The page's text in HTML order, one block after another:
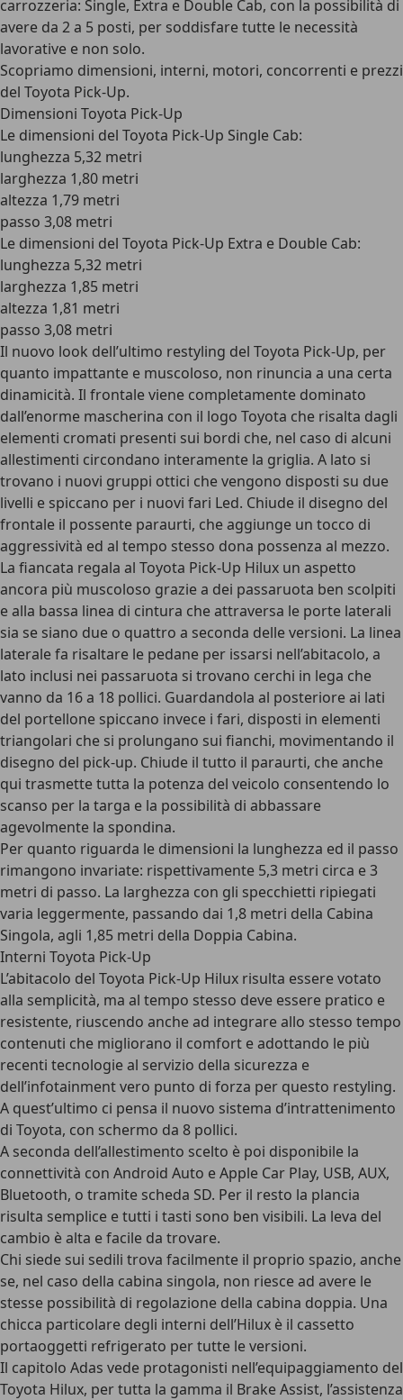
carrozzeria: Single, Extra e Double Cab, con la possibilità di
avere da 2 a 5 posti, per soddisfare tutte le necessità
lavorative e non solo.
Scopriamo dimensioni, interni, motori, concorrenti e prezzi
del Toyota Pick-Up.
Dimensioni Toyota Pick-Up
Le dimensioni del Toyota Pick-Up Single Cab:
lunghezza 5,32 metri
larghezza 1,80 metri
altezza 1,79 metri
passo 3,08 metri
Le dimensioni del Toyota Pick-Up Extra e Double Cab:
lunghezza 5,32 metri
larghezza 1,85 metri
altezza 1,81 metri
passo 3,08 metri
Il nuovo look dell’ultimo restyling del Toyota Pick-Up, per
quanto impattante e muscoloso, non rinuncia a una certa
dinamicità. Il frontale viene completamente dominato
dall’enorme mascherina con il logo Toyota che risalta dagli
elementi cromati presenti sui bordi che, nel caso di alcuni
allestimenti circondano interamente la griglia. A lato si
trovano i nuovi gruppi ottici che vengono disposti su due
livelli e spiccano per i nuovi fari Led. Chiude il disegno del
frontale il possente paraurti, che aggiunge un tocco di
aggressività ed al tempo stesso dona possenza al mezzo.
La fiancata regala al Toyota Pick-Up Hilux un aspetto
ancora più muscoloso grazie a dei passaruota ben scolpiti
e alla bassa linea di cintura che attraversa le porte laterali
sia se siano due o quattro a seconda delle versioni. La linea
laterale fa risaltare le pedane per issarsi nell’abitacolo, a
lato inclusi nei passaruota si trovano cerchi in lega che
vanno da 16 a 18 pollici. Guardandola al posteriore ai lati
del portellone spiccano invece i fari, disposti in elementi
triangolari che si prolungano sui fianchi, movimentando il
disegno del pick-up. Chiude il tutto il paraurti, che anche
qui trasmette tutta la potenza del veicolo consentendo lo
scanso per la targa e la possibilità di abbassare
agevolmente la spondina.
Per quanto riguarda le dimensioni la lunghezza ed il passo
rimangono invariate: rispettivamente 5,3 metri circa e 3
metri di passo. La larghezza con gli specchietti ripiegati
varia leggermente, passando dai 1,8 metri della Cabina
Singola, agli 1,85 metri della Doppia Cabina.
Interni Toyota Pick-Up
L’abitacolo del Toyota Pick-Up Hilux risulta essere votato
alla semplicità, ma al tempo stesso deve essere pratico e
resistente, riuscendo anche ad integrare allo stesso tempo
contenuti che migliorano il comfort e adottando le più
recenti tecnologie al servizio della sicurezza e
dell’infotainment vero punto di forza per questo restyling.
A quest’ultimo ci pensa il nuovo sistema d’intrattenimento
di Toyota, con schermo da 8 pollici.
A seconda dell’allestimento scelto è poi disponibile la
connettività con Android Auto e Apple Car Play, USB, AUX,
Bluetooth, o tramite scheda SD. Per il resto la plancia
risulta semplice e tutti i tasti sono ben visibili. La leva del
cambio è alta e facile da trovare.
Chi siede sui sedili trova facilmente il proprio spazio, anche
se, nel caso della cabina singola, non riesce ad avere le
stesse possibilità di regolazione della cabina doppia. Una
chicca particolare degli interni dell’Hilux è il cassetto
portaoggetti refrigerato per tutte le versioni.
Il capitolo Adas vede protagonisti nell’equipaggiamento del
Toyota Hilux, per tutta la gamma il Brake Assist, l’assistenza